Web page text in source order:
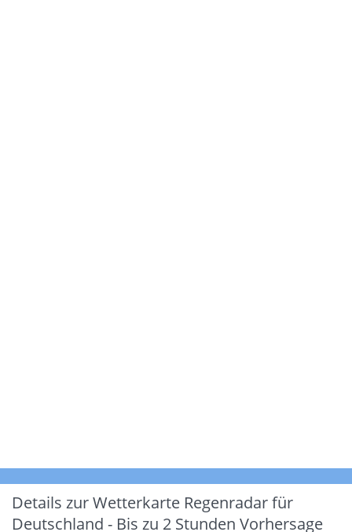
Details zur Wetterkarte Regenradar für
Deutschland - Bis zu 2 Stunden Vorhersage